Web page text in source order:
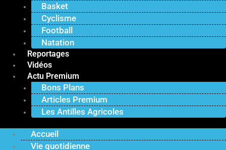
Basket
Cyclisme
Football
Natation
Reportages
Vidéos
Actu Premium
Bons Plans
Articles Premium
Les Antilles Agricoles
Accueil
Vie quotidienne